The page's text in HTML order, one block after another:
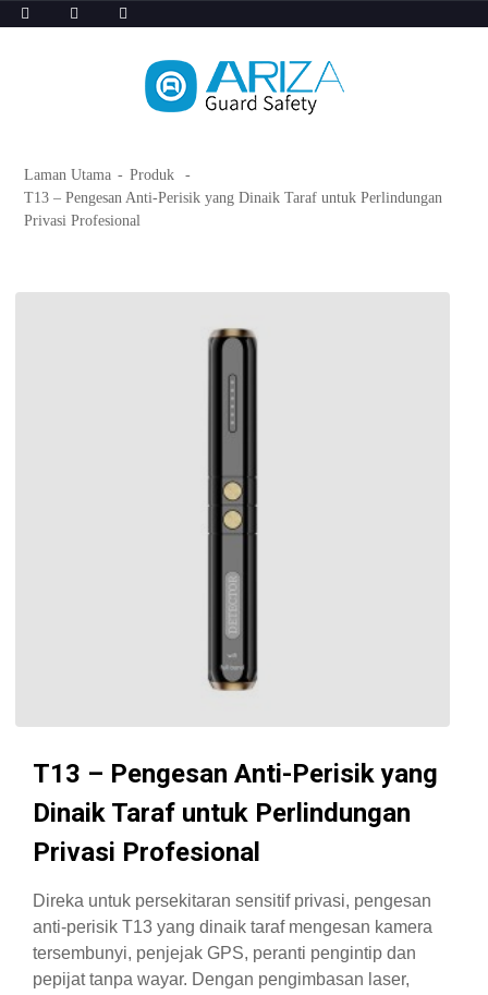
Laman Utama
Produk
T13 – Pengesan Anti-Perisik yang Dinaik Taraf untuk Perlindungan
Privasi Profesional
T13 – Pengesan Anti-Perisik yang
Dinaik Taraf untuk Perlindungan
Privasi Profesional
Direka untuk persekitaran sensitif privasi, pengesan
anti-perisik T13 yang dinaik taraf mengesan kamera
tersembunyi, penjejak GPS, peranti pengintip dan
pepijat tanpa wayar. Dengan pengimbasan laser,